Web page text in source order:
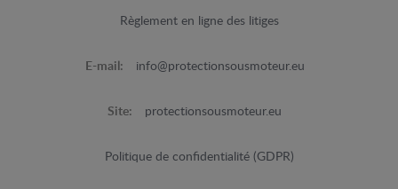
Règlement en ligne des litiges
E-mail: info@protectionsousmoteur.eu
Site: protectionsousmoteur.eu
Politique de confidentialité (GDPR)